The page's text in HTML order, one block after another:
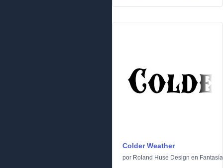
Colder Weather
por Roland Huse Design en Fantasía